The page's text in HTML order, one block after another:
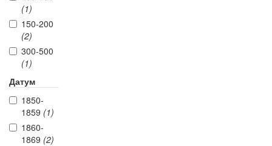
(1)
150-200
(2)
300-500
(1)
Датум
1850-
1859 (1)
1860-
1869 (2)